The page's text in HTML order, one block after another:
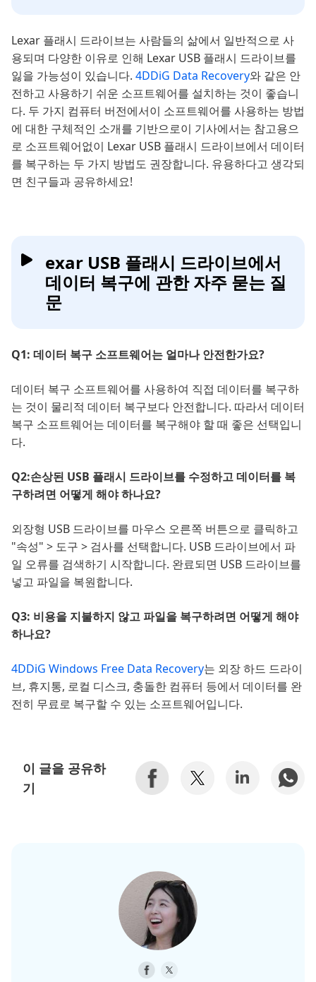
Lexar 플래시 드라이브는 사람들의 삶에서 일반적으로 사
용되며 다양한 이유로 인해 Lexar USB 플래시 드라이브를
잃을 가능성이 있습니다. 4DDiG Data Recovery와 같은 안
전하고 사용하기 쉬운 소프트웨어를 설치하는 것이 좋습니
다. 두 가지 컴퓨터 버전에서이 소프트웨어를 사용하는 방법
에 대한 구체적인 소개를 기반으로이 기사에서는 참고용으
로 소프트웨어없이 Lexar USB 플래시 드라이브에서 데이터
를 복구하는 두 가지 방법도 권장합니다. 유용하다고 생각되
면 친구들과 공유하세요!
exar USB 플래시 드라이브에서
데이터 복구에 관한 자주 묻는 질
문
Q1: 데이터 복구 소프트웨어는 얼마나 안전한가요?
데이터 복구 소프트웨어를 사용하여 직접 데이터를 복구하
는 것이 물리적 데이터 복구보다 안전합니다. 따라서 데이터
복구 소프트웨어는 데이터를 복구해야 할 때 좋은 선택입니
다.
Q2:손상된 USB 플래시 드라이브를 수정하고 데이터를 복
구하려면 어떻게 해야 하나요?
외장형 USB 드라이브를 마우스 오른쪽 버튼으로 클릭하고
"속성" > 도구 > 검사를 선택합니다. USB 드라이브에서 파
일 오류를 검색하기 시작합니다. 완료되면 USB 드라이브를
넣고 파일을 복원합니다.
Q3: 비용을 지불하지 않고 파일을 복구하려면 어떻게 해야
하나요?
4DDiG Windows Free Data Recovery는 외장 하드 드라이
브, 휴지통, 로컬 디스크, 충돌한 컴퓨터 등에서 데이터를 완
전히 무료로 복구할 수 있는 소프트웨어입니다.
이 글을 공유하
기